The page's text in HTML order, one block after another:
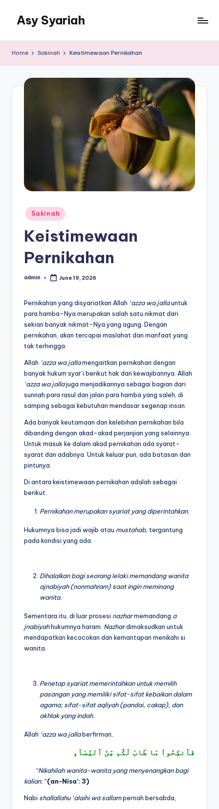
content
Asy Syariah
Ilmu
Home Sakinah Keistimewaan Pernikahan
Posted
in
Sakinah
Keistimewaan
Pernikahan
Posted
admin June 19, 2026
Pernikahan yang disyariatkan Allah ‘azza wa jallauntuk
para hamba-Nya merupakan salah satu nikmat dari
sekian banyak nikmat-Nya yang agung. Dengan
pernikahan, akan tercapai maslahat dan manfaat yang
tak terhingga.
Allah ‘azza wa jallamengaitkan pernikahan dengan
banyak hukum syar’i berikut hak dan kewajibannya. Allah
‘azza wa jallajuga menjadikannya sebagai bagian dari
sunnah para rasul dan jalan para hamba yang saleh, di
samping sebagai kebutuhan mendasar segenap insan.
Ada banyak keutamaan dan kelebihan pernikahan bila
dibanding dengan akad-akad perjanjian yang selainnya.
Untuk masuk ke dalam akad pernikahan ada syarat-
syarat dan adabnya. Untuk keluar pun, ada batasan dan
pintunya.
Di antara keistimewaan pernikahan adalah sebagai
berikut.
Pernikahan merupakan syariat yang diperintahkan.
Hukumnya bisa jadi wajib atau mustahab, tergantung
pada kondisi yang ada.
Dihalalkan bagi seorang lelaki memandang wanita
ajnabiyah (nonmahram) saat ingin meminang
wanita.
Sementara itu, di luar prosesi nazharmemandang a
jnabiyahhukumnya haram. Nazhardimaksudkan untuk
mendapatkan kecocokan dan kemantapan menikahi si
wanita.
Penetap syariat memerintahkan untuk memilih
pasangan yang memiliki sifat-sifat kebaikan dalam
agama; sifat-sifat aqliyah (pandai, cakap), dan
akhlak yang indah.
Allah ‘azza wa jallaberfirman,
فَٱنكِحُواْ مَا طَابَ لَكُم مِّنَ ٱلنِّسَآءِ
“Nikahilah wanita-wanita yang menyenangkan bagi
kalian.”(an-Nisa’: 3)
Nabi shallallahu ‘alaihi wa sallampernah bersabda,